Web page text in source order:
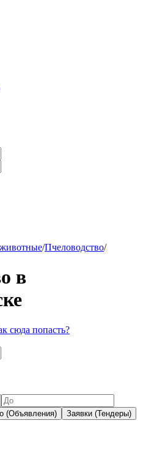
/Пчеловодство/
в
сюда попасть?
(Объявления)
Заявки (Тендеры)